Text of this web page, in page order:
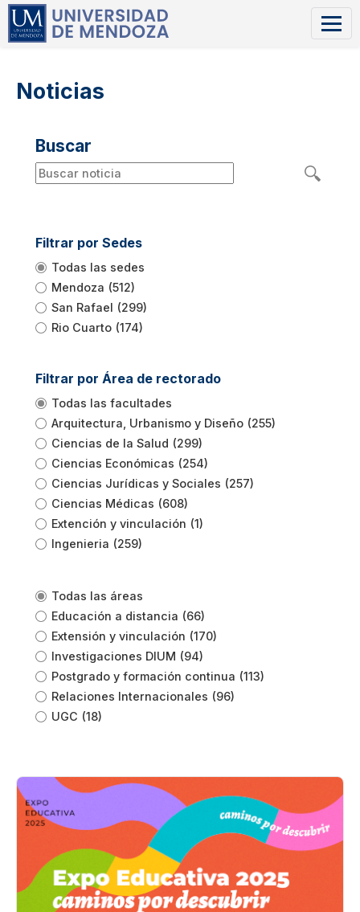
Noticias
Buscar
Filtrar por Sedes
Todas las sedes
Mendoza (512)
San Rafael (299)
Rio Cuarto (174)
Filtrar por Área de rectorado
Todas las facultades
Arquitectura, Urbanismo y Diseño (255)
Ciencias de la Salud (299)
Ciencias Económicas (254)
Ciencias Jurídicas y Sociales (257)
Ciencias Médicas (608)
Extención y vinculación (1)
Ingenieria (259)
Todas las áreas
Educación a distancia (66)
Extensión y vinculación (170)
Investigaciones DIUM (94)
Postgrado y formación continua (113)
Relaciones Internacionales (96)
UGC (18)